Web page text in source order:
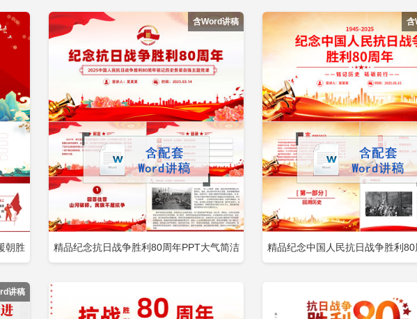
朝胜
含Word讲稿
精品纪念抗日战争胜利80周年PPT大气简洁
含
精品纪念中国人民抗日战争胜利80
载
讲稿
添加收藏 立即下载 添加收藏 立